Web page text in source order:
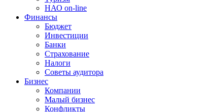
НАО on-line
Финансы
Бюджет
Инвестиции
Банки
Страхование
Налоги
Советы аудитора
Бизнес
Компании
Малый бизнес
Конфликты